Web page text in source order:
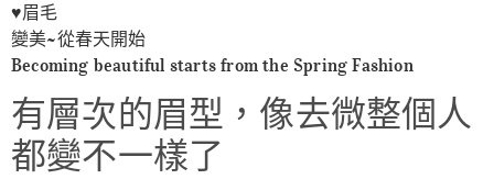
♥️眉毛
變美~從春天開始
Becoming beautiful starts from the Spring Fashion
有層次的眉型，像去微整個人
都變不一樣了